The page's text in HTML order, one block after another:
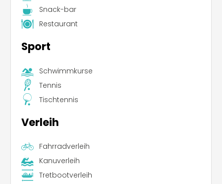
Snack-bar
Restaurant
Sport
Schwimmkurse
Tennis
Tischtennis
Verleih
Fahrradverleih
Kanuverleih
Tretbootverleih